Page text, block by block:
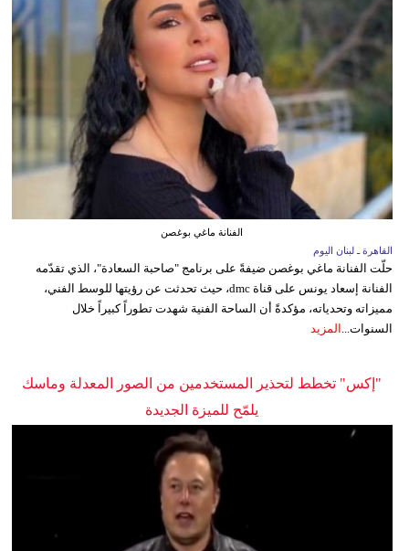
الفنانة ماغي بوغصن
القاهرة ـ لبنان اليوم
حلّت الفنانة ماغي بوغصن ضيفةً على برنامج "صاحبة السعادة"، الذي تقدّمه
الفنانة إسعاد يونس على قناة dmc، حيث تحدثت عن رؤيتها للوسط الفني،
مميزاته وتحدياته، مؤكدةً أن الساحة الفنية شهدت تطوراً كبيراً خلال
السنوات... المزيد
"إكس" تخطط لتحذير المستخدمين من الصور المعدلة وماسك
يلمّح للميزة الجديدة